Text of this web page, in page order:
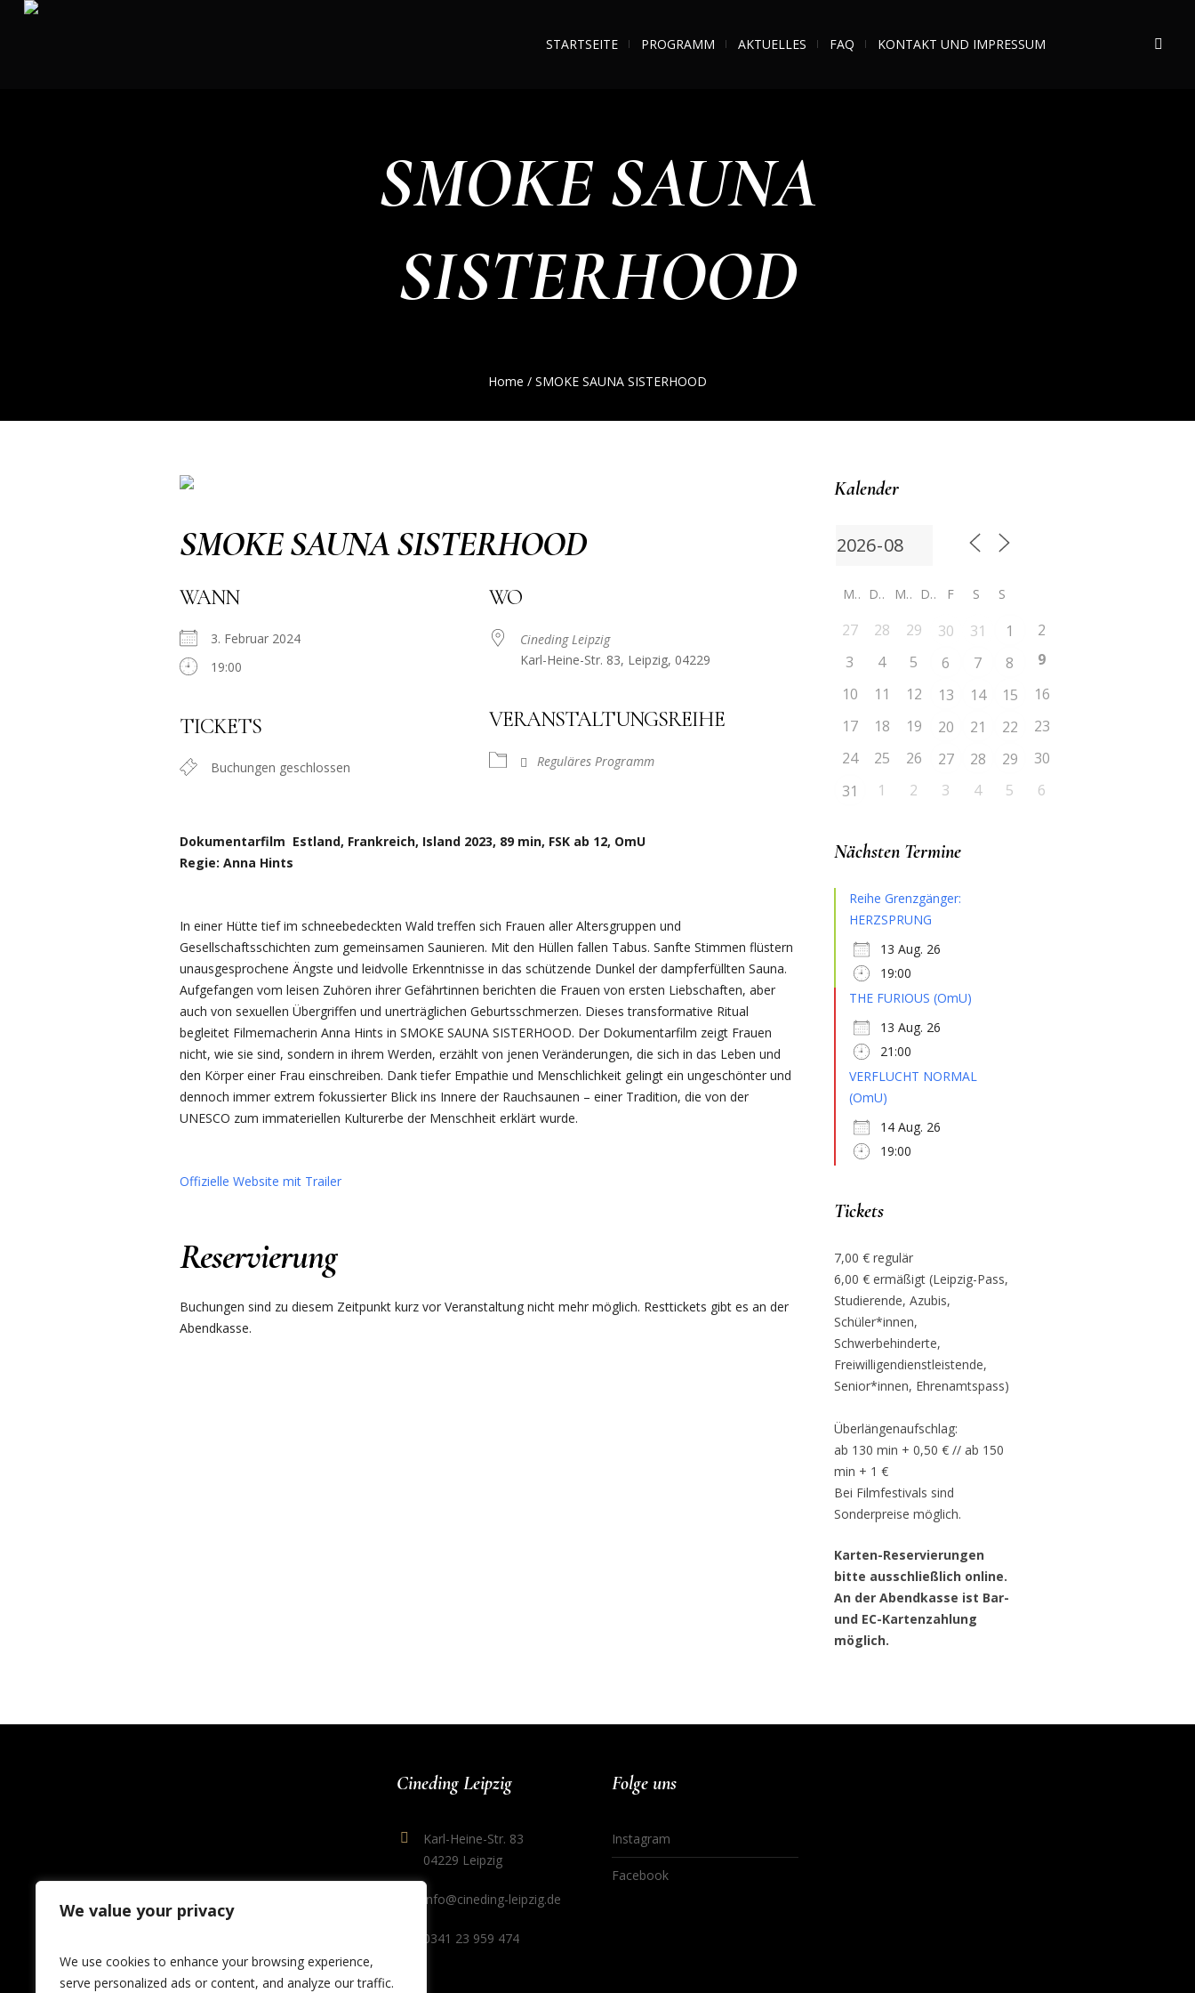
We value your privacy
We use cookies to enhance your browsing experience,
serve personalized ads or content, and analyze our traffic.
STARTSEITE PROGRAMM AKTUELLES FAQ KONTAKT UND IMPRESSUM
SMOKE SAUNA
SISTERHOOD
Home / SMOKE SAUNA SISTERHOOD
SMOKE SAUNA SISTERHOOD
WANN
3. Februar 2024
19:00
TICKETS
Buchungen geschlossen
WO
Cineding Leipzig
Karl-Heine-Str. 83, Leipzig, 04229
VERANSTALTUNGSREIHE
Reguläres Programm
Dokumentarfilm Estland, Frankreich, Island 2023, 89 min, FSK ab 12, OmU
Regie: Anna Hints
In einer Hütte tief im schneebedeckten Wald treffen sich Frauen aller Altersgruppen und
Gesellschaftsschichten zum gemeinsamen Saunieren. Mit den Hüllen fallen Tabus. Sanfte Stimmen flüstern
unausgesprochene Ängste und leidvolle Erkenntnisse in das schützende Dunkel der dampferfüllten Sauna.
Aufgefangen vom leisen Zuhören ihrer Gefährtinnen berichten die Frauen von ersten Liebschaften, aber
auch von sexuellen Übergriffen und unerträglichen Geburtsschmerzen. Dieses transformative Ritual
begleitet Filmemacherin Anna Hints in SMOKE SAUNA SISTERHOOD. Der Dokumentarfilm zeigt Frauen
nicht, wie sie sind, sondern in ihrem Werden, erzählt von jenen Veränderungen, die sich in das Leben und
den Körper einer Frau einschreiben. Dank tiefer Empathie und Menschlichkeit gelingt ein ungeschönter und
dennoch immer extrem fokussierter Blick ins Innere der Rauchsaunen – einer Tradition, die von der
UNESCO zum immateriellen Kulturerbe der Menschheit erklärt wurde.
Offizielle Website mit Trailer
Reservierung
Buchungen sind zu diesem Zeitpunkt kurz vor Veranstaltung nicht mehr möglich. Resttickets gibt es an der
Abendkasse.
Kalender
M D M D F S S
27 28 29 30 31 1
2
3
4 5 6 7 8
9
10
11 12 13 14 15
16
17
18 19 20 21 22
23
24
25 26 27 28 29
30
31
1 2 3 4 5 6
Nächsten Termine
Reihe Grenzgänger:
HERZSPRUNG
13 Aug. 26
19:00
THE FURIOUS (OmU)
13 Aug. 26
21:00
VERFLUCHT NORMAL
(OmU)
14 Aug. 26
19:00
Tickets
7,00 € regulär
6,00 € ermäßigt (Leipzig-Pass,
Studierende, Azubis,
Schüler*innen,
Schwerbehinderte,
Freiwilligendienstleistende,
Senior*innen, Ehrenamtspass)
Überlängenaufschlag:
ab 130 min + 0,50 € // ab 150
min + 1 €
Bei Filmfestivals sind
Sonderpreise möglich.
Karten-Reservierungen
bitte ausschließlich online.
An der Abendkasse ist Bar-
und EC-Kartenzahlung
möglich.
Cineding Leipzig
Karl-Heine-Str. 83
04229 Leipzig
info@cineding-leipzig.de
0341 23 959 474
Folge uns
Instagram
Facebook